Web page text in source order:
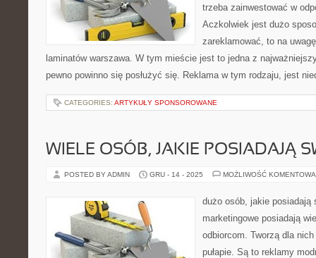
trzeba zainwestować w
Aczkolwiek jest dużo
zareklamować, to na
laminatów warszawa. W tym mieście jest to jedna z
pewno powinno się posłużyć się. Reklama w tym rodzaju, jest
CATEGORIES: ARTYKUŁY SPONSOROWANE
WIELE OSÓB, JAKIE POSIADAJĄ
POSTED BY ADMIN GRU - 14 - 2025 MOŻLIWOŚĆ
dużo osób, jakie posiadają
marketingowe posiadają
odbiorcom. Tworzą dla
pułapie. Są to reklamy